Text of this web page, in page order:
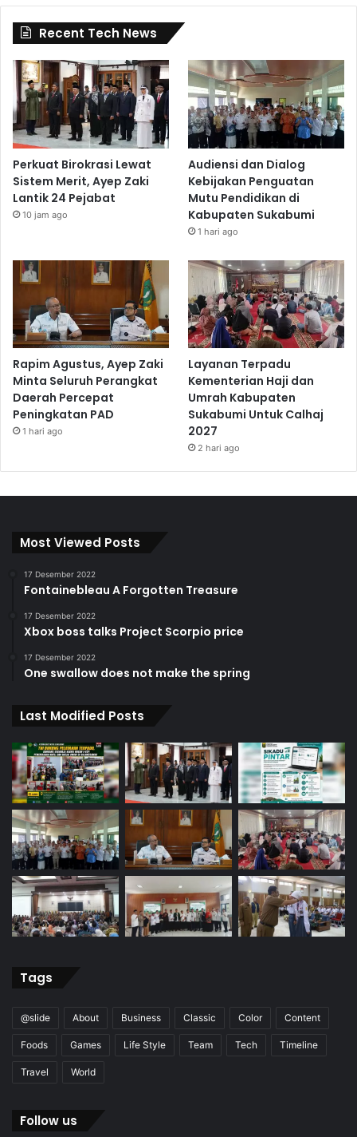
Recent Tech News
Perkuat Birokrasi Lewat
Sistem Merit, Ayep Zaki
Lantik 24 Pejabat
10 jam ago
Audiensi dan Dialog
Kebijakan Penguatan
Mutu Pendidikan di
Kabupaten Sukabumi
1 hari ago
Rapim Agustus, Ayep Zaki
Minta Seluruh Perangkat
Daerah Percepat
Peningkatan PAD
1 hari ago
Layanan Terpadu
Kementerian Haji dan
Umrah Kabupaten
Sukabumi Untuk Calhaj
2027
2 hari ago
Most Viewed Posts
17 Desember 2022
Fontainebleau A Forgotten Treasure
17 Desember 2022
Xbox boss talks Project Scorpio price
17 Desember 2022
One swallow does not make the spring
Last Modified Posts
Tags
@slide About Business Classic Color Content
Foods Games Life Style Team Tech Timeline
Travel World
Follow us